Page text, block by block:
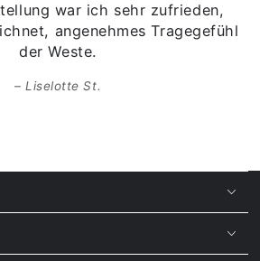
war ich sehr zufrieden,
angenehmes Tragegefühl
der Weste.
Liselotte St.